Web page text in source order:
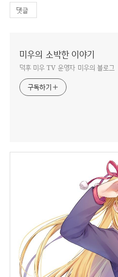
댓글
미우의 소박한 이야기
덕후 미우 TV 운영자 미우의 블로그
구독하기